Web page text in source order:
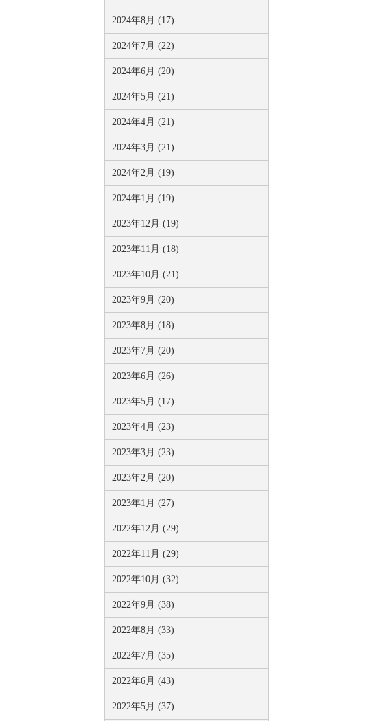
2024年8月 (17)
2024年7月 (22)
2024年6月 (20)
2024年5月 (21)
2024年4月 (21)
2024年3月 (21)
2024年2月 (19)
2024年1月 (19)
2023年12月 (19)
2023年11月 (18)
2023年10月 (21)
2023年9月 (20)
2023年8月 (18)
2023年7月 (20)
2023年6月 (26)
2023年5月 (17)
2023年4月 (23)
2023年3月 (23)
2023年2月 (20)
2023年1月 (27)
2022年12月 (29)
2022年11月 (29)
2022年10月 (32)
2022年9月 (38)
2022年8月 (33)
2022年7月 (35)
2022年6月 (43)
2022年5月 (37)